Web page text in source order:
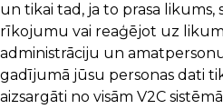
un tikai tad, ja to prasa likums,
rīkojumu vai reaģējot uz
administrāciju un
gadījumā jūsu personas dati
aizsargāti no visām V2C